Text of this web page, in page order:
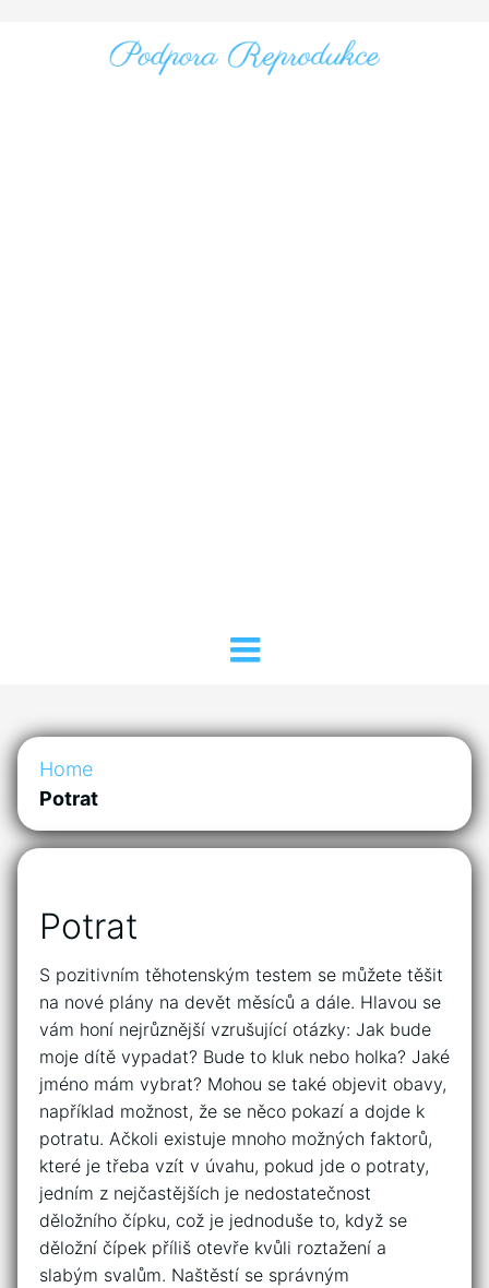
Home
Potrat
Potrat
S pozitivním těhotenským testem se můžete těšit
na nové plány na devět měsíců a dále. Hlavou se
vám honí nejrůznější vzrušující otázky: Jak bude
moje dítě vypadat? Bude to kluk nebo holka? Jaké
jméno mám vybrat? Mohou se také objevit obavy,
například možnost, že se něco pokazí a dojde k
potratu. Ačkoli existuje mnoho možných faktorů,
které je třeba vzít v úvahu, pokud jde o potraty,
jedním z nejčastějších je nedostatečnost
děložního čípku, což je jednoduše to, když se
děložní čípek příliš otevře kvůli roztažení a
slabým svalům. Naštěstí se správným